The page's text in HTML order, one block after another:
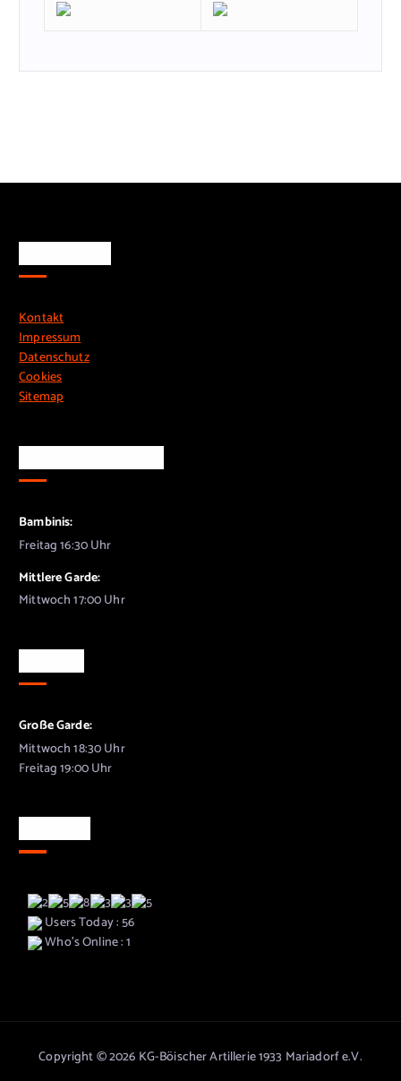
Kontakt
Impressum
Datenschutz
Cookies
Sitemap
Bambinis:
Freitag 16:30 Uhr
Mittlere Garde:
Mittwoch 17:00 Uhr
Große Garde:
Mittwoch 18:30 Uhr
Freitag 19:00 Uhr
Users Today : 56
Who's Online : 1
Copyright © 2026 KG-Böischer Artillerie 1933 Mariadorf e.V.